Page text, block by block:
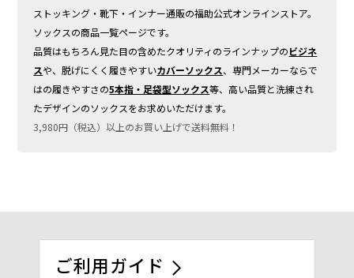
ストッキング・靴下・インナー通販の福助公式オンラインストア。
ソックスの商品一覧ページです。
品質はもちろん見た目の含めたクオリティのラインナップのビジネ
スや、脱げにくく履きやすいカバーソックス、専門メーカーならで
はの履きやすさの5本指・足袋型ソックス等、高い品質と洗練され
たデザインのソックスをお求めいただけます。
3,980円（税込）以上のお買い上げで送料無料！
ご利用ガイド